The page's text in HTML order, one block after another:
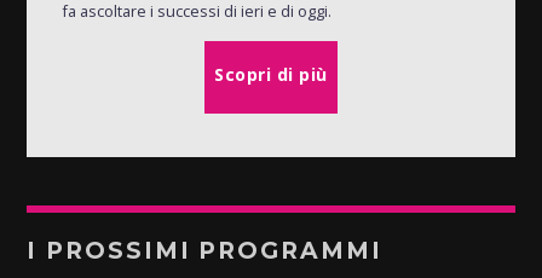
fa ascoltare i successi di ieri e di oggi.
Scopri di più
I PROSSIMI PROGRAMMI